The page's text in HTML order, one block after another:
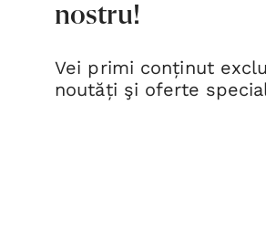
nostru!
Vei primi conținut
noutăți şi oferte